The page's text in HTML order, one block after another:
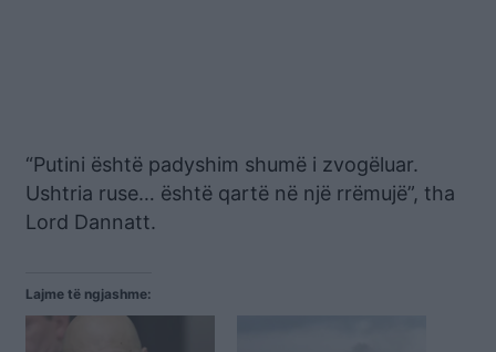
“Putini është padyshim shumë i zvogëluar.
Ushtria ruse… është qartë në një rrëmujë”, tha
Lord Dannatt.
Lajme të ngjashme: